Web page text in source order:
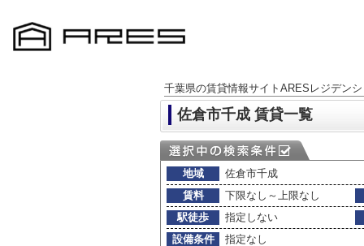
千葉県の賃貸情報サイトARESレジデン
佐倉市千成 賃貸一覧
地域
佐倉市千成
賃料
下限なし～上限なし
駅徒歩
指定しない
設備条件
指定なし